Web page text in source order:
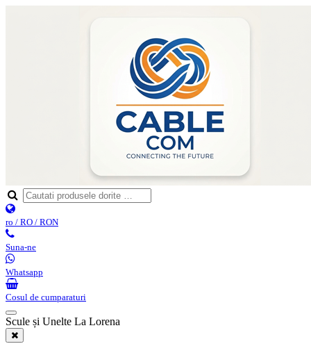
ro / RO / RON
Suna-ne
Whatsapp
Cosul de cumparaturi
Scule și Unelte La Lorena